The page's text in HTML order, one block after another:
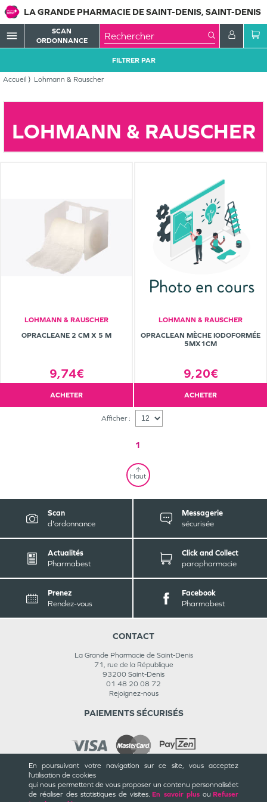
En poursuivant votre navigation sur ce site, vous acceptez
l’utilisation de cookies
qui nous permettent de vous proposer un contenu personnaliséet
de réaliser des statistiques de visites. En savoir plusou Refuser
LA GRANDE PHARMACIE DE SAINT-DENIS, SAINT-DENIS
menu
SCAN
ORDONNANCE
Accueil Lohmann & Rauscher
FILTRER PAR
LOHMANN & RAUSCHER
LOHMANN & RAUSCHER
OPRACLEANE 2 CM X 5 M
9,74€
ACHETER
LOHMANN & RAUSCHER
OPRACLEAN MÈCHE IODOFORMÉE
5MX1CM
9,20€
ACHETER
Afficher :
1
Haut
Scan
d'ordonnance
Messagerie
sécurisée
Actualités
Pharmabest
Click and Collect
parapharmacie
Prenez
Rendez-vous
Facebook
Pharmabest
CONTACT
La Grande Pharmacie de Saint-Denis
71, rue de la République
93200 Saint-Denis
01 48 20 08 72
Rejoignez-nous
CGU / CGV
PAIEMENTS SÉCURISÉS